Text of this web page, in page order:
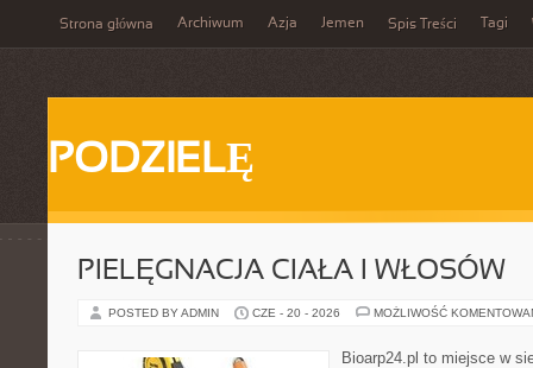
Strona główna Archiwum Azja Jemen Spis Treści Tagi
PODZIELĘ
PIELĘGNACJA CIAŁA I WŁOSÓW
POSTED BY ADMIN CZE - 20 - 2026 MOŻLIWOŚĆ
Bioarp24.pl to miejsce w